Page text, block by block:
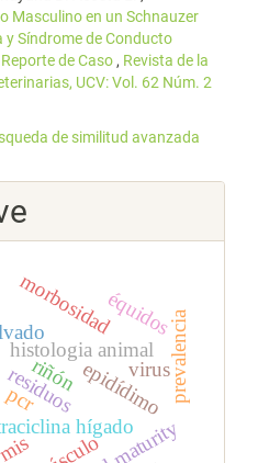
Masculino en un Schnauzer
Síndrome de Conducto
de Caso , Revista de la
UCV: Vol. 62 Núm. 2
de similitud avanzada
hígado
riñón
residuos
histologia animal
epidídimoprevalencia
morbosidad
virus
équidos
pcr